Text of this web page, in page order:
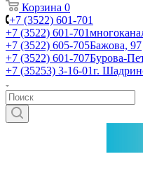
Корзина 0
+7 (3522) 601-701
+7 (3522) 601-701
+7 (3522) 605-705Бажова, 97
+7 (3522) 601-707Бурова-
+7 (35253) 3-16-01г.